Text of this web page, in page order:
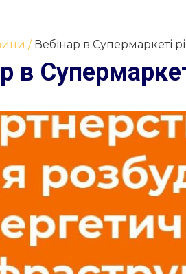
Вебінар в Супермаркеті
в